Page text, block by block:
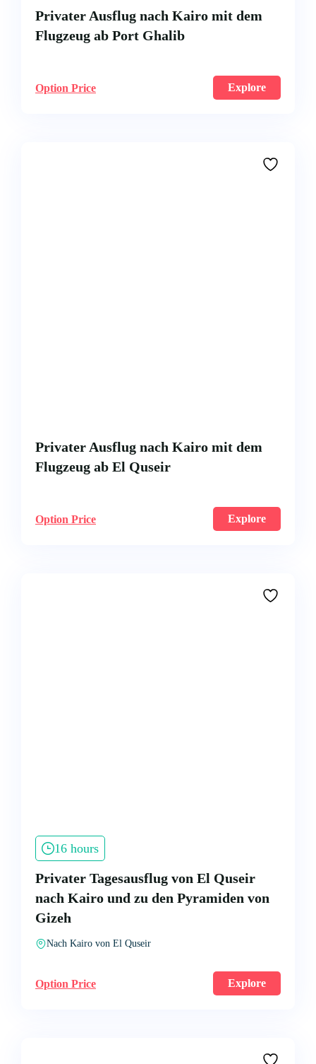
Privater Ausflug nach Kairo mit dem
Flugzeug ab Port Ghalib
Option Price Explore
Privater Ausflug nach Kairo mit dem
Flugzeug ab El Quseir
Option Price Explore
16 hours
Privater Tagesausflug von El Quseir
nach Kairo und zu den Pyramiden von
Gizeh
Nach Kairo von El Quseir
Option Price Explore